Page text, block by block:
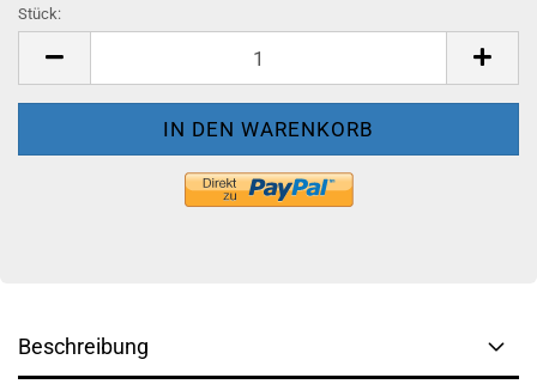
Stück:
Beschreibung